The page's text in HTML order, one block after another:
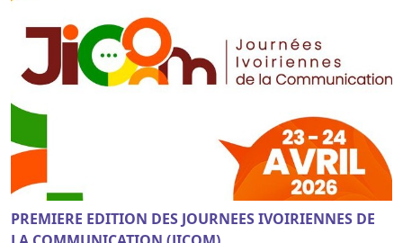
PREMIERE EDITION DES JOURNEES IVOIRIENNES DE